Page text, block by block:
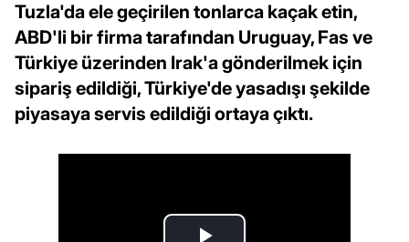
Tuzla'da ele geçirilen tonlarca kaçak etin,
ABD'li bir firma tarafından Uruguay, Fas ve
Türkiye üzerinden Irak'a gönderilmek için
sipariş edildiği, Türkiye'de yasadışı şekilde
piyasaya servis edildiği ortaya çıktı.